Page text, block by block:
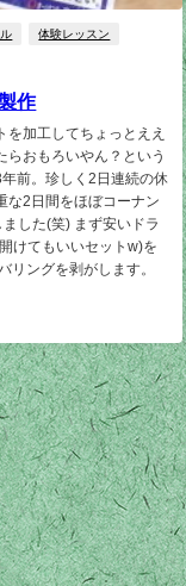
体験レッスン
作
を加工してちょっとええ
らおもろいやん？という
前。珍しく2日連続の休
な2日間をほぼコーナン
した(笑) まず安いドラ
けてもいいセットw)を
リングを剥がします。